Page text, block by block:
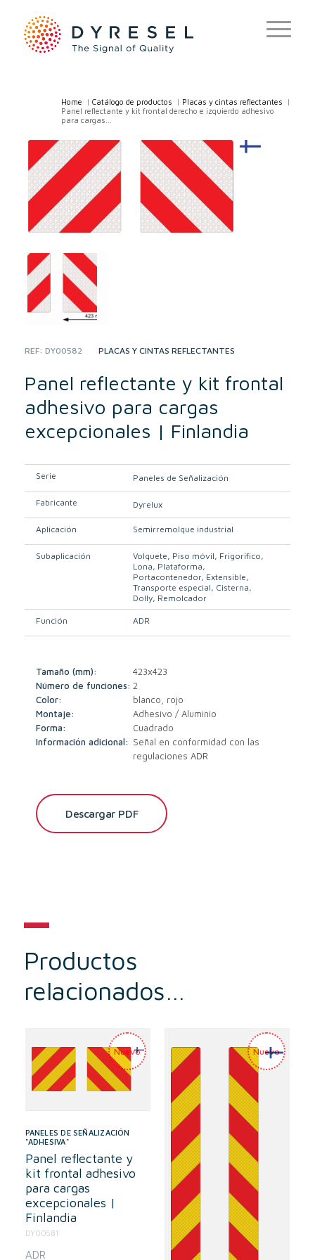
Home /Catálogo de productos Placas y cintas reflectantes
Panel reflectante y kit frontal derecho e izquierdo adhesivo
para cargas...
REF:DY00582
CATEGORY:PLACAS Y CINTAS REFLECTANTES
Panel reflectante y kit frontal
adhesivo para cargas
excepcionales | Finlandia
Serie Paneles de Señalización
Fabricante Dyrelux
Aplicación Semirremolque industrial
Subaplicación Volquete Piso móvil Frigorífico
Lona Plataforma
Portacontenedor Extensible
Transporte especial Cisterna
Dolly Remolcador
Función ADR
Tamaño (mm):
423x423
Número de funciones: 2
Color:
blanco, rojo
Montaje:
Adhesivo / Aluminio
Forma:
Cuadrado
Información adicional: Señal en conformidad con las
regulaciones ADR
Descargar PDF
Productos
relacionados…
PANELES DE SEÑALIZACIÓN
"ADHESIVA"
Panel reflectante y
kit frontal adhesivo
para cargas
excepcionales |
Finlandia
DY00581
ADR